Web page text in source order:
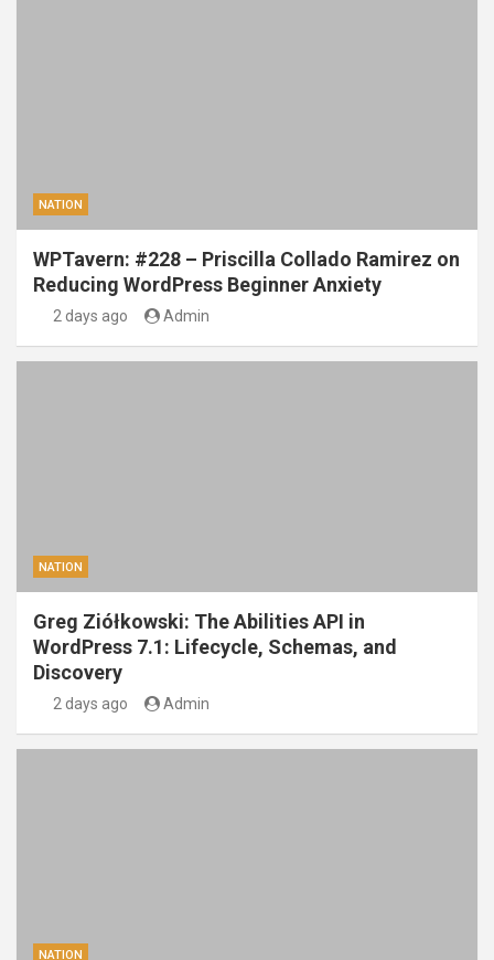
NATION
WPTavern: #228 – Priscilla Collado Ramirez on
Reducing WordPress Beginner Anxiety
2 days ago Admin
NATION
Greg Ziółkowski: The Abilities API in
WordPress 7.1: Lifecycle, Schemas, and
Discovery
2 days ago Admin
NATION